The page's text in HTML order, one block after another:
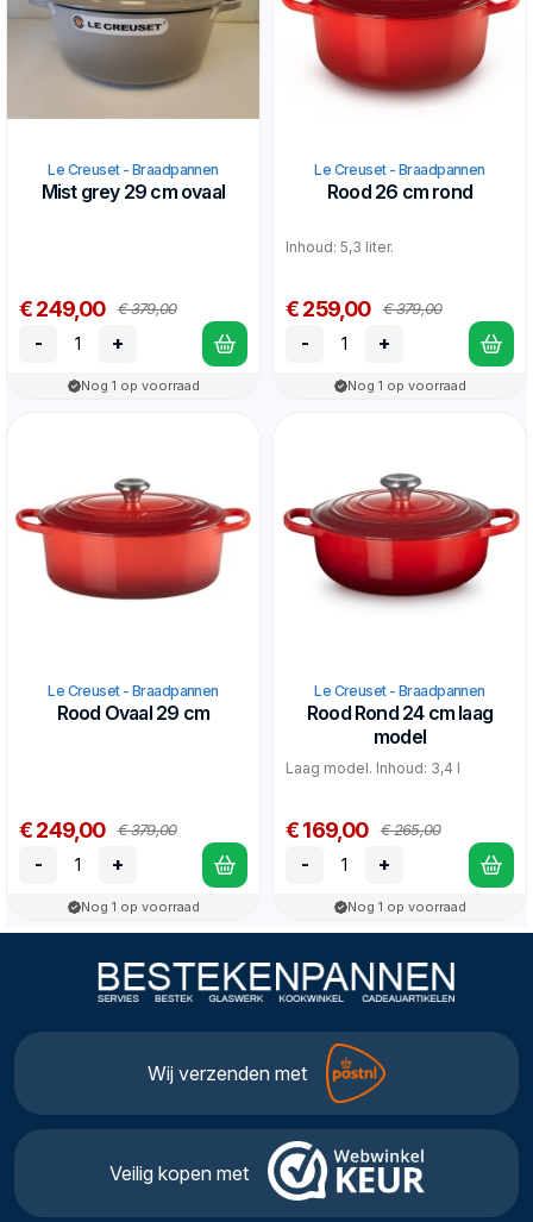
Le Creuset - Braadpannen
Mist grey 29 cm ovaal
€ 249,00 € 379,00
- +
Nog 1 op voorraad
Le Creuset - Braadpannen
Rood 26 cm rond
Inhoud: 5,3 liter.
€ 259,00 € 379,00
- +
Nog 1 op voorraad
Le Creuset - Braadpannen
Rood Ovaal 29 cm
€ 249,00 € 379,00
- +
Nog 1 op voorraad
Le Creuset - Braadpannen
Rood Rond 24 cm laag
model
Laag model. Inhoud: 3,4 l
€ 169,00 € 265,00
- +
Nog 1 op voorraad
Wij verzenden met
Veilig kopen met